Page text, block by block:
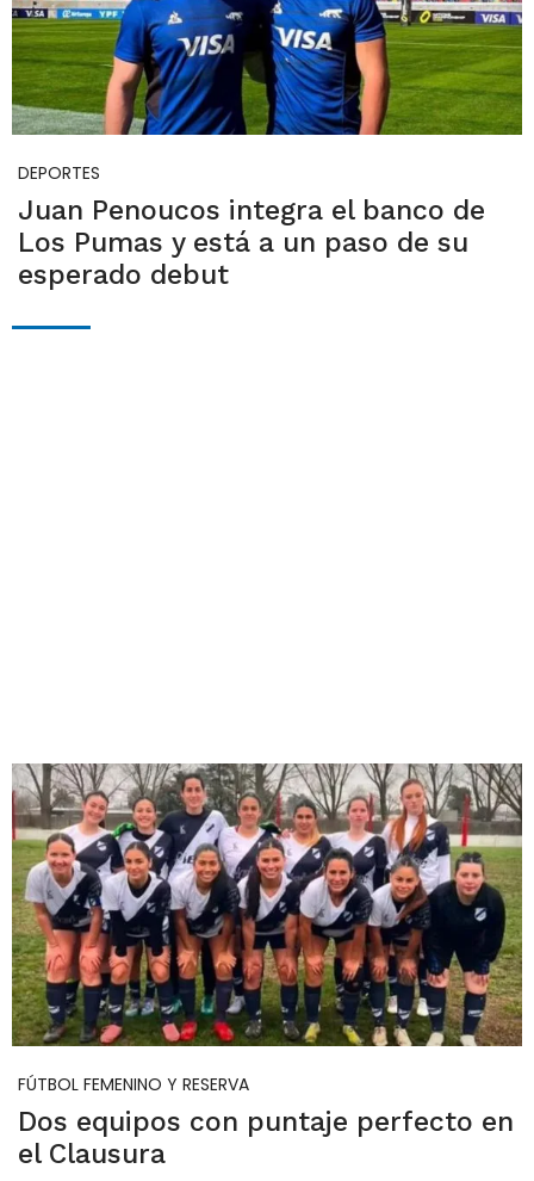
DEPORTES
Juan Penoucos integra el banco de
Los Pumas y está a un paso de su
esperado debut
FÚTBOL FEMENINO Y RESERVA
Dos equipos con puntaje perfecto en
el Clausura